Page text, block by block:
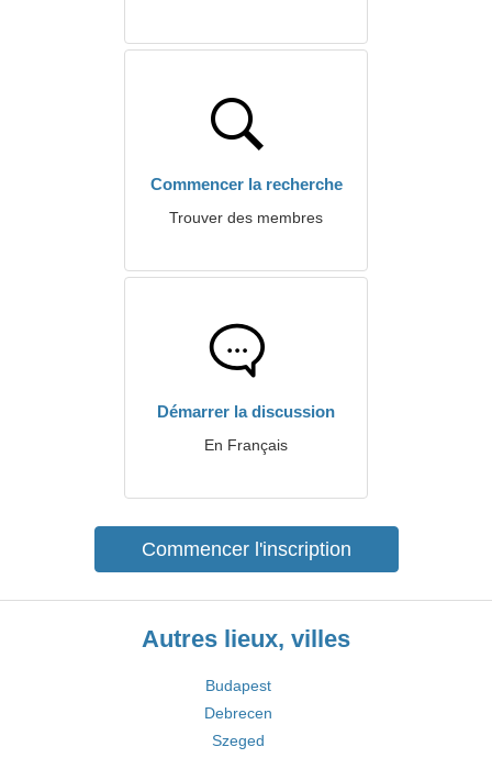
Commencer la recherche
Trouver des membres
Démarrer la discussion
En Français
Commencer l'inscription
Autres lieux, villes
Budapest
Debrecen
Szeged